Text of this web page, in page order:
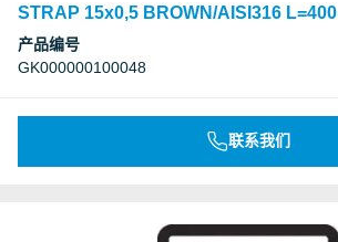
STRAP 15x0,5 BROWN/AISI316 L=400
产品编号
GK000000100048
联系我们